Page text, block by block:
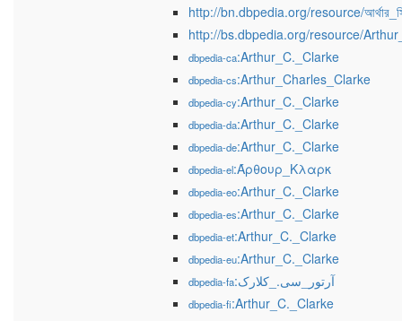
http://bn.dbpedia.org/resource/
http://bs.dbpedia.org/resource/
dbpedia-ca:Arthur_C._Clarke
dbpedia-cs:Arthur_Charles_Clarke
dbpedia-cy:Arthur_C._Clarke
dbpedia-da:Arthur_C._Clarke
dbpedia-de:Arthur_C._Clarke
dbpedia-el:Άρθουρ_Κλαρκ
dbpedia-eo:Arthur_C._Clarke
dbpedia-es:Arthur_C._Clarke
dbpedia-et:Arthur_C._Clarke
dbpedia-eu:Arthur_C._Clarke
dbpedia-fa :آرتور_سی._کلارک
dbpedia-fi:Arthur_C._Clarke